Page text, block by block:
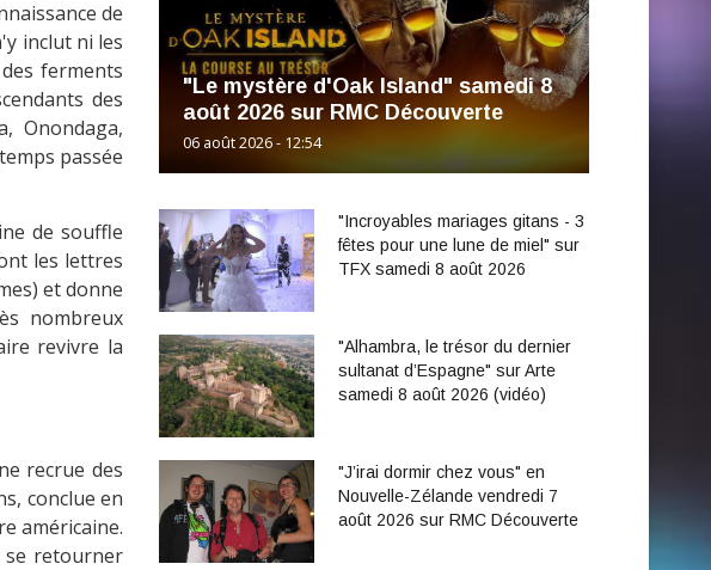
de
inclut ni les
ferments
des
Onondaga,
passée
de souffle
les lettres
et donne
nombreux
revivre la
recrue des
conclue en
américaine.
se retourner
"Le mystère d'Oak Island" samedi 8
août 2026 sur RMC Découverte
06 août 2026 - 12:54
"Incroyables mariages gitans - 3
fêtes pour une lune de miel" sur
TFX samedi 8 août 2026
"Alhambra, le trésor du dernier
sultanat d’Espagne" sur Arte
samedi 8 août 2026 (vidéo)
"J’irai dormir chez vous" en
Nouvelle-Zélande vendredi 7
août 2026 sur RMC Découverte